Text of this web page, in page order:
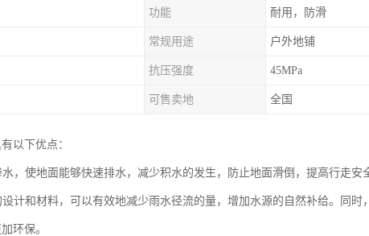
功能 耐用，防滑
常规用途 户外地铺
抗压强度 45MPa
可售卖地 全国
以下优点：
，使地面能够快速排水，减少积水的发生，防止地面滑倒，提高行走安
计和材料，可以有效地减少雨水径流的量，增加水源的自然补给。同时
环保。